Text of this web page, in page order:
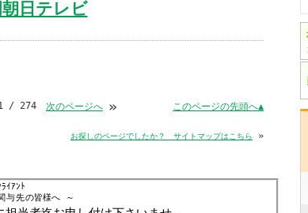
田中会計グループ
このままInternet Explorerから閲覧する場合はコチラ
日テレビ
/ 274 次のページへ » このページの先頭へ▲
お探しのページでしたか？ サイトマップはこちら »
与先
ｲｱﾝﾄ
の皆様へ～